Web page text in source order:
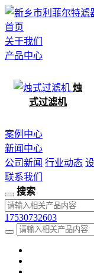
首页
关于我们
产品中心
烛
式过滤机
案例中心
新闻中心
公司新闻 行业动态
联系我们
搜索
17530732603